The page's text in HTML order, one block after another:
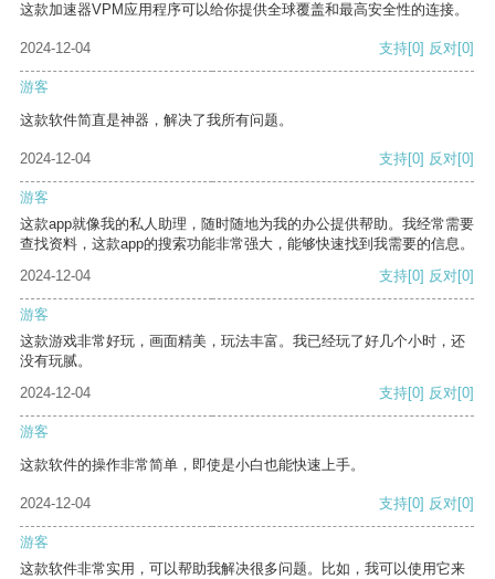
这款加速器VPM应用程序可以给你提供全球覆盖和最高安全性的连接。
2024-12-04 支持[0] 反对[0]
游客
这款软件简直是神器，解决了我所有问题。
2024-12-04 支持[0] 反对[0]
游客
这款app就像我的私人助理，随时随地为我的办公提供帮助。我经常需要
查找资料，这款app的搜索功能非常强大，能够快速找到我需要的信息。
2024-12-04
支持[0] 反对[0]
游客
这款游戏非常好玩，画面精美，玩法丰富。我已经玩了好几个小时，还
没有玩腻。
2024-12-04
支持[0] 反对[0]
游客
这款软件的操作非常简单，即使是小白也能快速上手。
2024-12-04 支持[0] 反对[0]
游客
这款软件非常实用，可以帮助我解决很多问题。比如，我可以使用它来